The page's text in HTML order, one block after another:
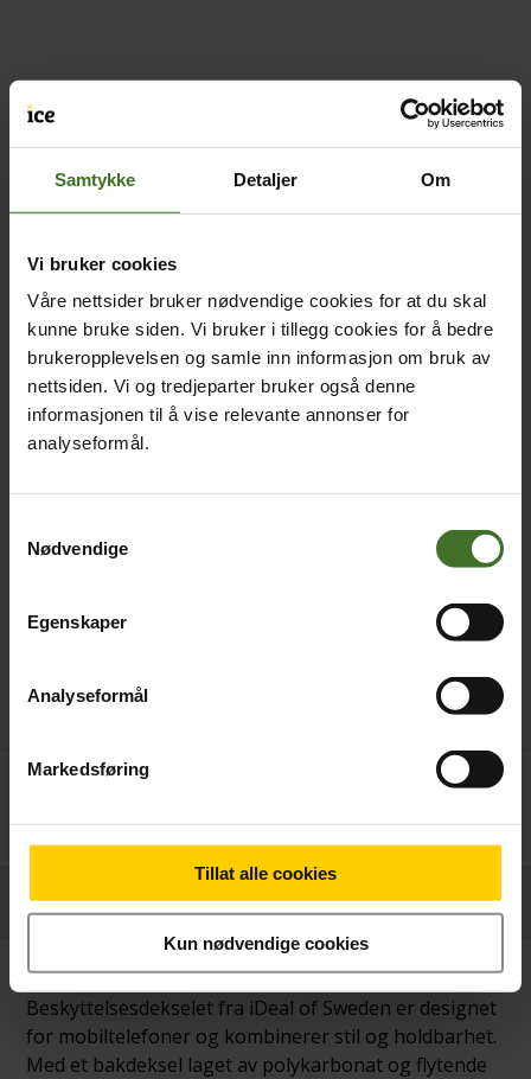
Samtykke Detaljer Om
Vi bruker cookies
Våre nettsider bruker nødvendige cookies for at du skal
kunne bruke siden. Vi bruker i tillegg cookies for å bedre
brukeropplevelsen og samle inn informasjon om bruk av
nettsiden. Vi og tredjeparter bruker også denne
informasjonen til å vise relevante annonser for
analyseformål.
Nødvendige
Egenskaper
Analyseformål
Markedsføring
Tillat alle cookies
Kun nødvendige cookies
Produktinformasjon
Beskyttelsesdekselet fra iDeal of Sweden er designet
for mobiltelefoner og kombinerer stil og holdbarhet.
Med et bakdeksel laget av polykarbonat og flytende